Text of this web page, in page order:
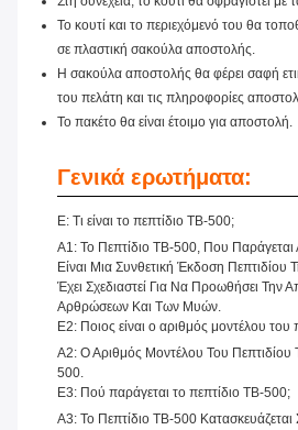
Το κουτί και το περιεχόμενό του θα
σε πλαστική σακούλα αποστολής.
Η σακούλα αποστολής θα φέρει σαφή
του πελάτη και τις πληροφορίες
Το πακέτο θα είναι έτοιμο για αποστολή.
Γενικά ερωτήματα:
Ε: Τι είναι το πεπτίδιο TB-500;
Α1: Το Πεπτίδιο TB-500, Που
Είναι Μια Συνθετική Έκδοση
Έχει Σχεδιαστεί Για Να Προωθήσει Την
Αρθρώσεων Και Των Μυών.
Ε2: Ποιος είναι ο αριθμός μοντέλου του
Α2: Ο Αριθμός Μοντέλου Του Πεπτιδίου
500.
Ε3: Πού παράγεται το πεπτίδιο TB-500;
Α3: Το Πεπτίδιο TB-500 Κατασκευάζεται